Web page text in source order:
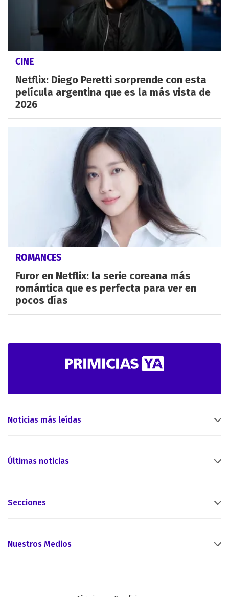
CINE
Netflix: Diego Peretti sorprende con esta
película argentina que es la más vista de
2026
ROMANCES
Furor en Netflix: la serie coreana más
romántica que es perfecta para ver en
pocos días
Noticias más leídas
Últimas noticias
Secciones
Nuestros Medios